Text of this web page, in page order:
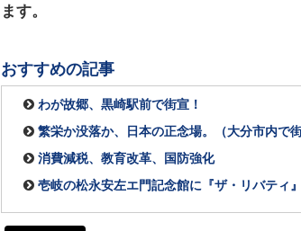
ます。
おすすめの記事
わが故郷、黒崎駅前で街宣！
繁栄か没落か、日本の正念場。（大分市内で街
消費減税、教育改革、国防強化
壱岐の松永安左エ門記念館に『ザ・リバティ